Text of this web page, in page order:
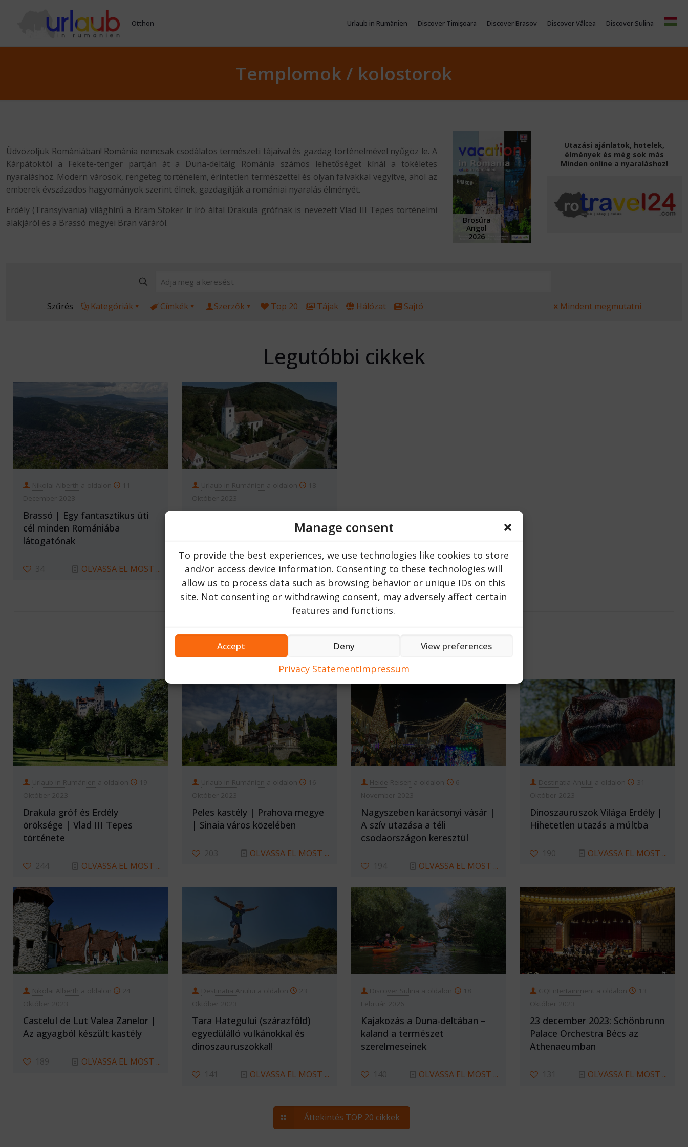
Manage consent
To provide the best experiences, we use technologies like cookies to store
and/or access device information. Consenting to these technologies will
allow us to process data such as browsing behavior or unique IDs on this
site. Not consenting or withdrawing consent, may adversely affect certain
features and functions.
Accept Deny View preferences
Privacy StatementImpressum
Otthon Urlaub in Rumänien Discover Timișoara Discover Brasov Discover Vâlcea Discover Sulina
Templomok / kolostorok
Üdvözöljük Romániában! Románia nemcsak csodálatos természeti tájaival és gazdag történelmével nyűgöz le. A
Kárpátoktól a Fekete-tenger partján át a Duna-deltáig Románia számos lehetőséget kínál a tökéletes
nyaraláshoz. Modern városok, rengeteg történelem, érintetlen természettel és olyan falvakkal vegyítve, ahol az
emberek évszázados hagyományok szerint élnek, gazdagítják a romániai nyaralás élményét.
Erdély (Transylvania) világhírű a Bram Stoker ír író által Drakula grófnak is nevezett Vlad III Tepes történelmi
alakjáról és a Brassó megyei Bran váráról.
Brosúra
Angol
2026
Utazási ajánlatok, hotelek,
élmények és még sok más
Minden online a nyaraláshoz!
Szűrés Kategóriák Címkék Szerzők Top 20 Tájak Hálózat Sajtó Mindent megmutatni
Legutóbbi cikkek
Nikolai Alberth a oldalon
11
December 2023
Brassó | Egy fantasztikus úti
cél minden Romániába
látogatónak
34 OLVASSA EL MOST ...
Urlaub in Rumänien a oldalon
18
Október 2023
39 OLVASSA EL MOST ...
Top 20
Urlaub in Rumänien a oldalon
19
Október 2023
Drakula gróf és Erdély
öröksége | Vlad III Tepes
története
244 OLVASSA EL MOST ...
Urlaub in Rumänien a oldalon
16
Október 2023
Peles kastély | Prahova megye
| Sinaia város közelében
203 OLVASSA EL MOST ...
Heide Reisen a oldalon
6
November 2023
Nagyszeben karácsonyi vásár |
A szív utazása a téli
csodaországon keresztül
194 OLVASSA EL MOST ...
Destinatia Anului a oldalon
31
Október 2023
Dinoszauruszok Világa Erdély |
Hihetetlen utazás a múltba
190 OLVASSA EL MOST ...
Nikolai Alberth a oldalon
24
Október 2023
Castelul de Lut Valea Zanelor |
Az agyagból készült kastély
189 OLVASSA EL MOST ...
Destinatia Anului a oldalon
23
Október 2023
Tara Hategului (szárazföld)
egyedülálló vulkánokkal és
dinoszauruszokkal!
141 OLVASSA EL MOST ...
Discover Sulina a oldalon
18
Február 2026
Kajakozás a Duna-deltában –
kaland a természet
szerelmeseinek
140 OLVASSA EL MOST ...
GQEntertainment a oldalon
13
Október 2023
23 december 2023: Schönbrunn
Palace Orchestra Bécs az
Athenaeumban
131 OLVASSA EL MOST ...
Áttekintés TOP 20 cikkek